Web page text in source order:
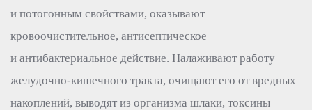
и потогонным свойствами, оказывают
кровоочистительное, антисептическое
и антибактериальное действие. Налаживают работу
желудочно-кишечного тракта, очищают его от вредных
накоплений, выводят из организма шлаки, токсины